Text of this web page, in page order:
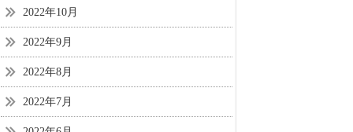
2022年10月
2022年9月
2022年8月
2022年7月